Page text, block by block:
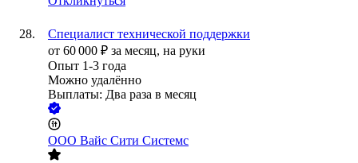
Специалист технической поддержки
от 60 000 ₽ за месяц, на руки
Опыт 1-3 года
Можно удалённо
Выплаты: Два раза в месяц
ООО Вайс Сити Системс